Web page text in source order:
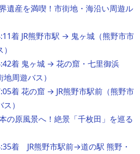
遺産を満喫！市街地・海沿い周遊ル
着 JR熊野市駅 → 鬼ヶ城（熊野市市
着 鬼ヶ城 → 花の窟・七里御浜
地周遊バス）
着 花の窟 → JR熊野市駅前（熊野市
）
の原風景へ！絶景「千枚田」を巡る
着 JR熊野市駅前→道の駅 熊野・